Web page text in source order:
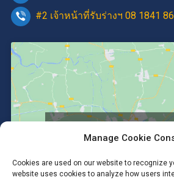
Manage Cookie
Cookies are used on our website to recognize
website uses cookies to analyze how users
#2 เจ้าหน้าที่รับร่างฯ 08 1841
enable this